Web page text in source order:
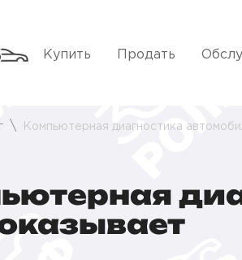
Купить Продать
Компьютерная диагностика